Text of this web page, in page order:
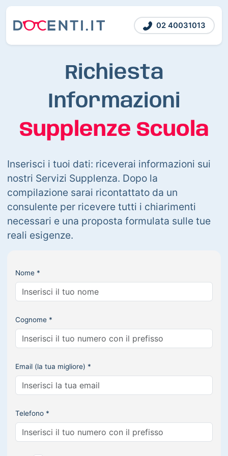
02 40031013
Richiesta
Informazioni
Supplenze Scuola
Inserisci i tuoi dati: riceverai informazioni sui
nostri Servizi Supplenza. Dopo la
compilazione sarai ricontattato da un
consulente per ricevere tutti i chiarimenti
necessari e una proposta formulata sulle tue
reali esigenze.
Nome *
Cognome *
Email (la tua migliore) *
Telefono *